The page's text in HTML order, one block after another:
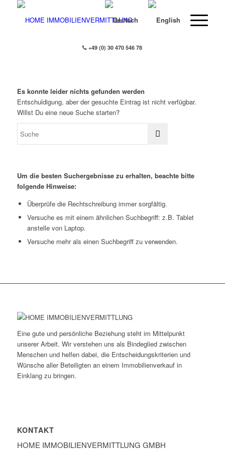
+49 (0) 30 470 546 78
Es konnte leider nichts gefunden werden
Entschuldigung, aber der gesuchte Eintrag ist nicht verfügbar.
Willst Du eine neue Suche starten?
Um die besten Suchergebnisse zu erhalten, beachte bitte
folgende Hinweise:
Überprüfe die Rechtschreibung immer sorgfältig.
Versuche es mit einem ähnlichen Suchbegriff: z.B. Tablet
anstelle von Laptop.
Versuche mehr als einen Suchbegriff zu verwenden.
Eine gute und persönliche Beziehung steht im Mittelpunkt
unserer Arbeit. Wir verstehen uns als Bindeglied zwischen
Menschen und helfen dabei, die Entscheidungskriterien und
Wünsche aller Beteiligten an einem Immobilienverkauf in
Einklang zu bringen.
KONTAKT
HOME IMMOBILIEN­VERMITTLUNG GMBH